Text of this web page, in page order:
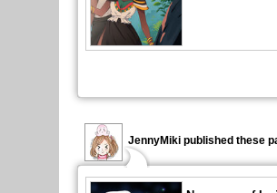
JennyMiki published these